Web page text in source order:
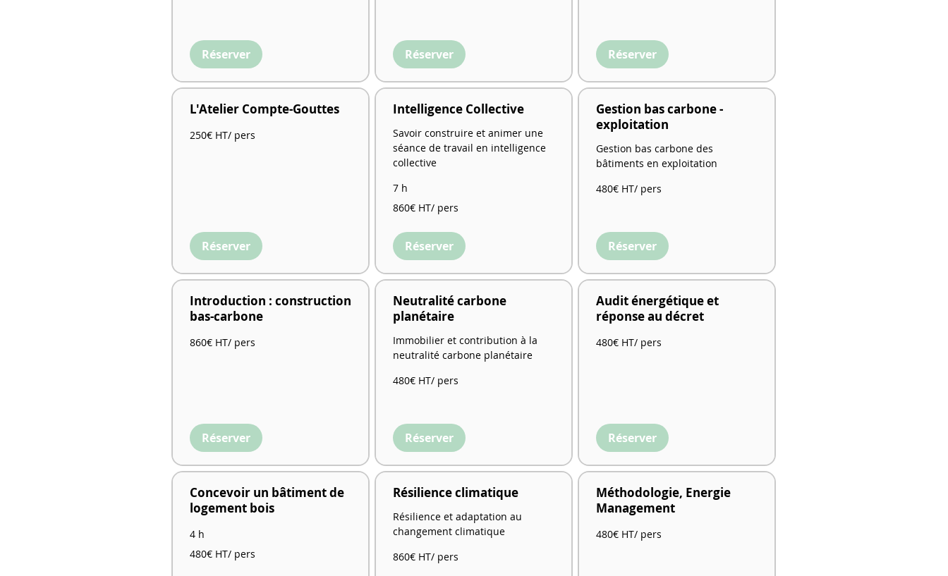
Réserver Réserver Réserver
L'Atelier Compte-Gouttes
HT/
250€ HT/ pers
Réserver
Intelligence Collective
Savoir construire et animer une
séance de travail en intelligence
collective
7 h
HT/
860€ HT/ pers
Réserver
Gestion bas carbone -
exploitation
Gestion bas carbone des
bâtiments en exploitation
HT/
480€ HT/ pers
Réserver
Introduction : construction
bas-carbone
HT/
860€ HT/ pers
Réserver
Neutralité carbone
planétaire
Immobilier et contribution à la
neutralité carbone planétaire
HT/
480€ HT/ pers
Réserver
Audit énergétique et
réponse au décret
HT/
480€ HT/ pers
Réserver
Concevoir un bâtiment de
logement bois
4 h
HT/
480€ HT/ pers
Résilience climatique
Résilience et adaptation au
changement climatique
HT/
860€ HT/ pers
Méthodologie, Energie
Management
HT/
480€ HT/ pers